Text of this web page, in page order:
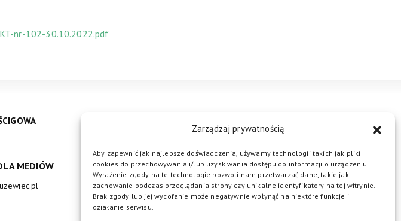
Zarządzaj prywatnością
Aby zapewnić jak najlepsze doświadczenia, używamy technologii takich jak pliki
cookies do przechowywania i/lub uzyskiwania dostępu do informacji o urządzeniu.
Wyrażenie zgody na te technologie pozwoli nam przetwarzać dane, takie jak
zachowanie podczas przeglądania strony czy unikalne identyfikatory na tej witrynie.
Brak zgody lub jej wycofanie może negatywnie wpłynąć na niektóre funkcje i
działanie serwisu.
nr-102-30.10.2022.pdf
MEDIÓW DOŁĄCZ DO NAS